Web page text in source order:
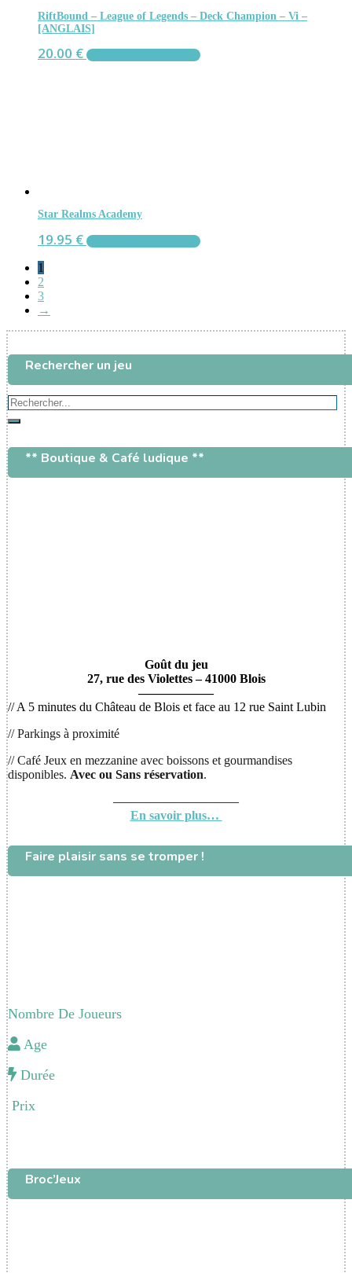
RiftBound – League of Legends – Deck Champion – Vi –
[ANGLAIS]
20.00 €
Star Realms Academy
19.95 €
1
2
3
→
Rechercher un jeu
Rechercher...
Rechercher
** Boutique & Café ludique **
Goût du jeu
27, rue des Violettes – 41000 Blois
——————
// A 5 minutes du Château de Blois et face au 12 rue Saint Lubin
// Parkings à proximité
// Café Jeux en mezzanine avec boissons et gourmandises
disponibles. Avec ou Sans réservation.
——————————
En savoir plus…
Faire plaisir sans se tromper !
Nombre De Joueurs
Age
Durée
Prix
Broc’Jeux